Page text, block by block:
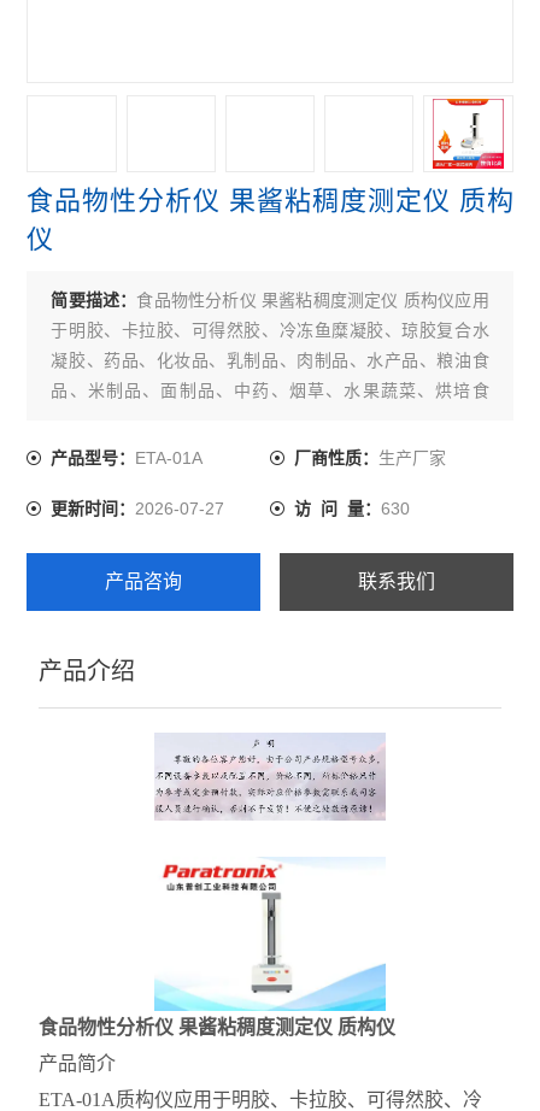
食品物性分析仪 果酱粘稠度测定仪 质构
仪
简要描述： 食品物性分析仪 果酱粘稠度测定仪 质构仪应用
于明胶、卡拉胶、可得然胶、冷冻鱼糜凝胶、琼胶复合水
凝胶、药品、化妆品、乳制品、肉制品、水产品、粮油食
品、米制品、面制品、中药、烟草、水果蔬菜、烘培食
产品型号： ETA-01A 厂商性质： 生产厂家
更新时间：2026-07-27 访 问 量： 630
产品咨询 联系我们
产品介绍
食品物性分析仪 果酱粘稠度测定仪 质构仪
产品简介
ETA-01A质构仪应用于明胶、卡拉胶、可得然胶、冷